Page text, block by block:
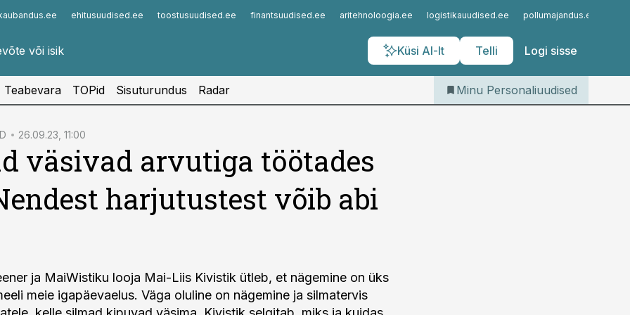
ehitusuudised.ee toostusuudised.ee finantsuudised.ee aritehnoloogia.ee logistikauudised.ee pollumajandus.ee
Küsi AI-lt Telli Logi sisse
Infopank
Iseteenindus
Telli Personaliuudised
Teabevara TOPid Sisuturundus Radar Minu Personaliuudised
26.09.23, 11:00
väsivad arvutiga töötades
harjutustest võib abi
ja MaiWistiku looja Mai-Liis Kivistik ütleb, et nägemine on üks
meie igapäevaelus. Väga oluline on nägemine ja silmatervis